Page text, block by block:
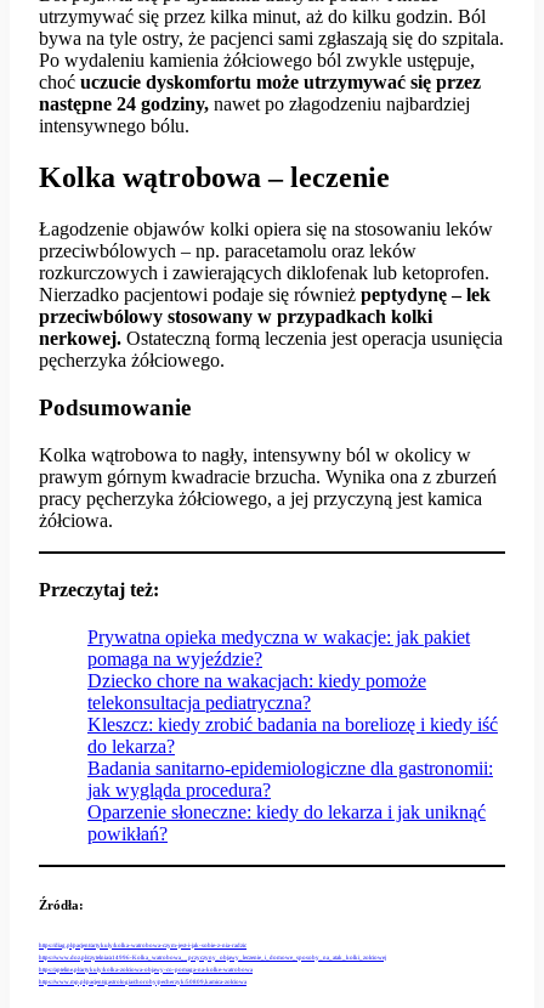
utrzymywać się przez kilka minut, aż do kilku godzin. Ból
bywa na tyle ostry, że pacjenci sami zgłaszają się do szpitala.
Po wydaleniu kamienia żółciowego ból zwykle ustępuje,
choć uczucie dyskomfortu może utrzymywać się przez
następne 24 godziny, nawet po złagodzeniu najbardziej
intensywnego bólu.
Kolka wątrobowa – leczenie
Łagodzenie objawów kolki opiera się na stosowaniu leków
przeciwbólowych – np. paracetamolu oraz leków
rozkurczowych i zawierających diklofenak lub ketoprofen.
Nierzadko pacjentowi podaje się również peptydynę – lek
przeciwbólowy stosowany w przypadkach kolki
nerkowej. Ostateczną formą leczenia jest operacja usunięcia
pęcherzyka żółciowego.
Podsumowanie
Kolka wątrobowa to nagły, intensywny ból w okolicy w
prawym górnym kwadracie brzucha. Wynika ona z zburzeń
pracy pęcherzyka żółciowego, a jej przyczyną jest kamica
żółciowa.
Przeczytaj też:
Prywatna opieka medyczna w wakacje: jak pakiet
pomaga na wyjeździe?
Dziecko chore na wakacjach: kiedy pomoże
telekonsultacja pediatryczna?
Kleszcz: kiedy zrobić badania na boreliozę i kiedy iść
do lekarza?
Badania sanitarno-epidemiologiczne dla gastronomii:
jak wygląda procedura?
Oparzenie słoneczne: kiedy do lekarza i jak uniknąć
powikłań?
Źródła:
https://diag.pl/pacjent/artykuly/kolka-watrobowa-czym-jest-i-jak-sobie-z-nia-radzic
https://www.doz.pl/czytelnia/a14996-Kolka_watrobowa__przyczyny_objawy_leczenie_i_domowe_sposoby_na_atak_kolki_zolciowej
https://apteline.pl/artykuly/kolka-zolciowa-objawy-co-pomaga-na-kolke-watrobowa
https://www.mp.pl/pacjent/gastrologia/choroby/pecherzyk/50809,kamica-zolciowa